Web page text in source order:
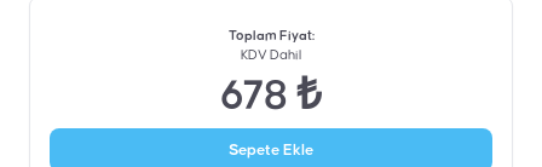
Toplam Fiyat:
KDV Dahil
678 ₺
Sepete Ekle